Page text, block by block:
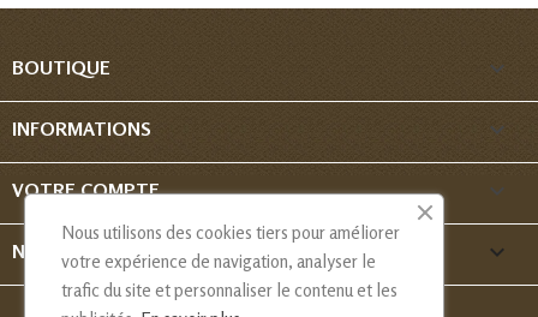
BOUTIQUE 
INFORMATIONS 
VOTRE COMPTE 
NOUS CONTACTER keyboard_arrow_down
Nous utilisons des cookies tiers pour améliorer
votre expérience de navigation, analyser le
trafic du site et personnaliser le contenu et les